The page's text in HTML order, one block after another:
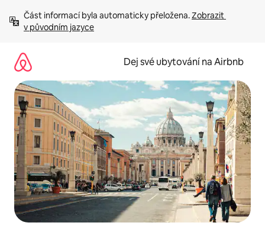
obsah
Část informací byla automaticky přeložena. Zobrazit
v původním jazyce
Dej své ubytování na Airbnb